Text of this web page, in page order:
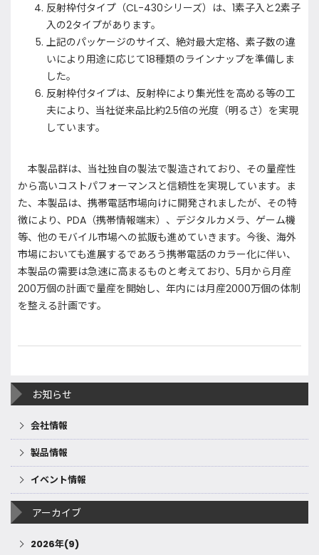
反射枠付タイプ（CL-430シリーズ）は、1素子入と2素子
入の2タイプがあります。
上記のパッケージのサイズ、絶対最大定格、素子数の違
いにより用途に応じて18種類のラインナップを準備しま
した。
反射枠付タイプは、反射枠により集光性を高める等の工
夫により、当社従来品比約2.5倍の光度（明るさ）を実現
しています。
本製品群は、当社独自の製法で製造されており、その量産性
から高いコストパフォーマンスと信頼性を実現しています。ま
た、本製品は、携帯電話市場向けに開発されましたが、その特
徴により、PDA（携帯情報端末）、デジタルカメラ、ゲーム機
等、他のモバイル市場への拡販も進めていきます。今後、海外
市場においても進展するであろう携帯電話のカラー化に伴い、
本製品の需要は急速に高まるものと考えており、5月から月産
200万個の計画で量産を開始し、年内には月産2000万個の体制
を整える計画です。
お知らせ
会社情報
製品情報
イベント情報
アーカイブ
2026年(9)